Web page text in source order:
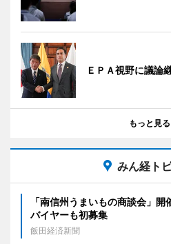
ＥＰＡ視野に議論
もっと見る
みん経ト
「南信州うまいもの商談会」
バイヤーも初募集
飯田経済新聞